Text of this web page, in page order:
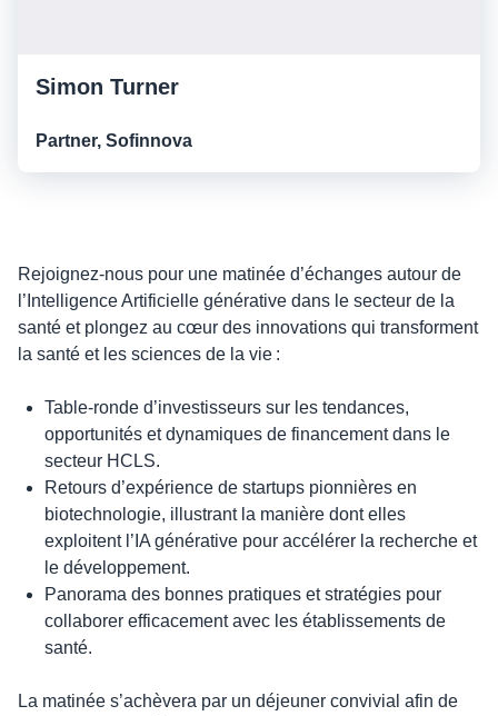
Simon Turner
Partner, Sofinnova
Rejoignez-nous pour une matinée d’échanges autour de
l’Intelligence Artificielle générative dans le secteur de la
santé et plongez au cœur des innovations qui transforment
la santé et les sciences de la vie :
Table-ronde d’investisseurs sur les tendances,
opportunités et dynamiques de financement dans le
secteur HCLS.
Retours d’expérience de startups pionnières en
biotechnologie, illustrant la manière dont elles
exploitent l’IA générative pour accélérer la recherche et
le développement.
Panorama des bonnes pratiques et stratégies pour
collaborer efficacement avec les établissements de
santé.
La matinée s’achèvera par un déjeuner convivial afin de